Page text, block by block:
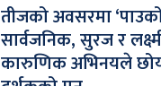
तीजको अवसरमा
सार्वजनिक, सुरज र
कारुणिक अभिनयले
दर्शकको मन